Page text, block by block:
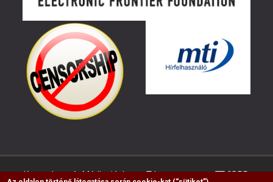
Kapcsolat Médiaajánlat Impresszum GDPR